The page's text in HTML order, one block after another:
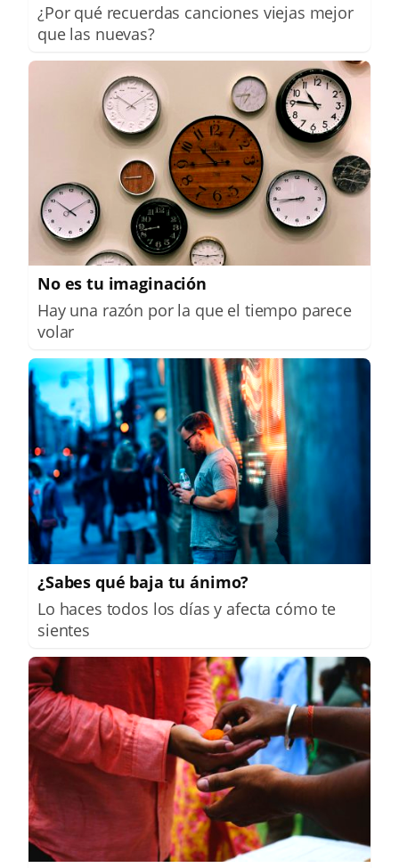
¿Por qué recuerdas canciones viejas mejor
que las nuevas?
No es tu imaginación
Hay una razón por la que el tiempo parece
volar
¿Sabes qué baja tu ánimo?
Lo haces todos los días y afecta cómo te
sientes